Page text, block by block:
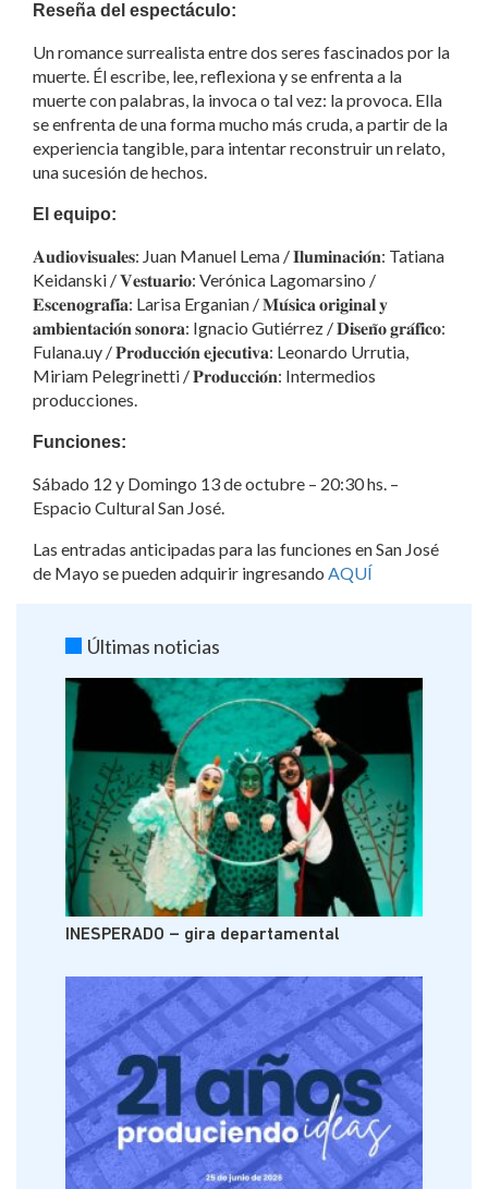
Reseña del espectáculo:
Un romance surrealista entre dos seres fascinados por la
muerte. Él escribe, lee, reflexiona y se enfrenta a la
muerte con palabras, la invoca o tal vez: la provoca. Ella
se enfrenta de una forma mucho más cruda, a partir de la
experiencia tangible, para intentar reconstruir un relato,
una sucesión de hechos.
El equipo:
𝐀𝐮𝐝𝐢𝐨𝐯𝐢𝐬𝐮𝐚𝐥𝐞𝐬: Juan Manuel Lema / 𝐈𝐥𝐮𝐦𝐢𝐧𝐚𝐜𝐢𝐨́𝐧: Tatiana
Keidanski / 𝐕𝐞𝐬𝐭𝐮𝐚𝐫𝐢𝐨: Verónica Lagomarsino /
𝐄𝐬𝐜𝐞𝐧𝐨𝐠𝐫𝐚𝐟𝐢́𝐚: Larisa Erganian / 𝐌𝐮́𝐬𝐢𝐜𝐚 𝐨𝐫𝐢𝐠𝐢𝐧𝐚𝐥 𝐲
𝐚𝐦𝐛𝐢𝐞𝐧𝐭𝐚𝐜𝐢𝐨́𝐧 𝐬𝐨𝐧𝐨𝐫𝐚: Ignacio Gutiérrez / 𝐃𝐢𝐬𝐞𝐧̃𝐨 𝐠𝐫𝐚́𝐟𝐢𝐜𝐨:
Fulana.uy / 𝐏𝐫𝐨𝐝𝐮𝐜𝐜𝐢𝐨́𝐧 𝐞𝐣𝐞𝐜𝐮𝐭𝐢𝐯𝐚: Leonardo Urrutia,
Miriam Pelegrinetti / 𝐏𝐫𝐨𝐝𝐮𝐜𝐜𝐢𝐨́𝐧: Intermedios
producciones.
Funciones:
Sábado 12 y Domingo 13 de octubre – 20:30 hs. –
Espacio Cultural San José.
Las entradas anticipadas para las funciones en San José
de Mayo se pueden adquirir ingresando AQUÍ
Últimas noticias
INESPERADO – gira departamental